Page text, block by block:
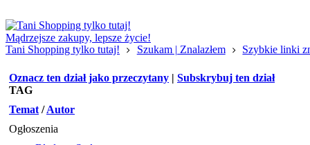
Mądrzejsze zakupy, lepsze życie!
Tani Shopping tylko tutaj!
Szukam | Znalazłem Szybkie linki
Oznacz ten dział jako przeczytany | Subskrybuj ten dział
TAG
Temat /Autor
Ogłoszenia